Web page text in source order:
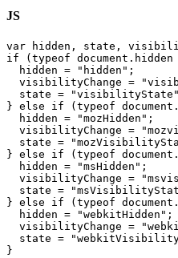
JS
var hidden, state,
if (typeof
  hidden = "hidden";
visibilityChange =
state =
} else if (typeof
  hidden = "mozHidden";
visibilityChange =
state =
} else if (typeof
  hidden = "msHidden";
visibilityChange =
state =
} else if (typeof
  hidden = "webkitHidden";
visibilityChange =
state =
}